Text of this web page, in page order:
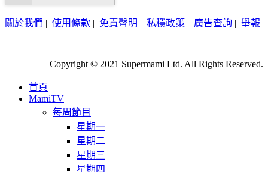
關於我們 | 使用條款 | 免責聲明 | 私穩政策 | 廣告查詢 | 舉報
Copyright © 2021 Supermami Ltd. All Rights Reserved.
首頁
MamiTV
每周節目
星期一
星期二
星期三
星期四